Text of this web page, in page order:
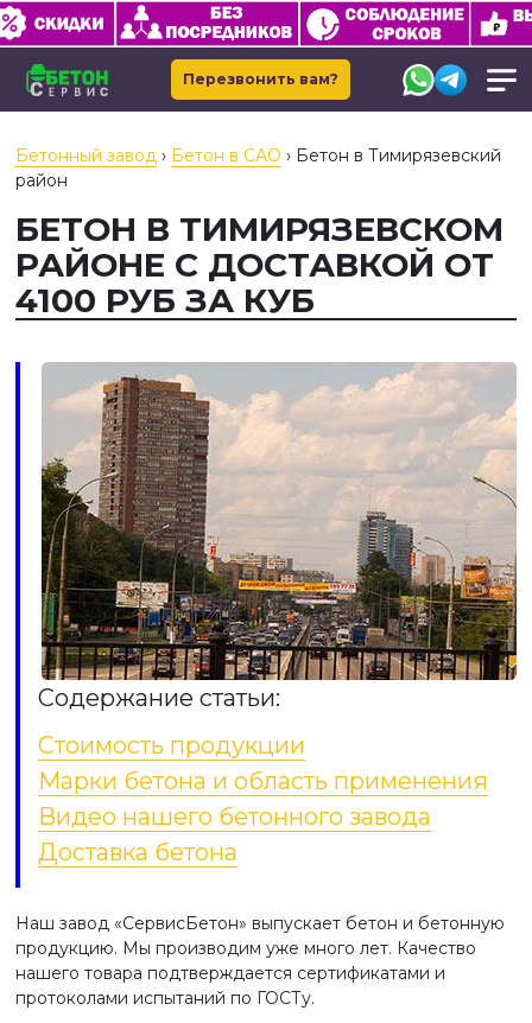
Перезвонить вам?
Бетонный завод › Бетон в САО › Бетон в Тимирязевский
район
БЕТОН В ТИМИРЯЗЕВСКОМ
РАЙОНЕ С ДОСТАВКОЙ ОТ
4100 РУБ ЗА КУБ
Содержание статьи:
Стоимость продукции
Марки бетона и область применения
Видео нашего бетонного завода
Доставка бетона
Наш завод «СервисБетон» выпускает бетон и бетонную
продукцию. Мы производим уже много лет. Качество
нашего товара подтверждается сертификатами и
протоколами испытаний по ГОСТу.